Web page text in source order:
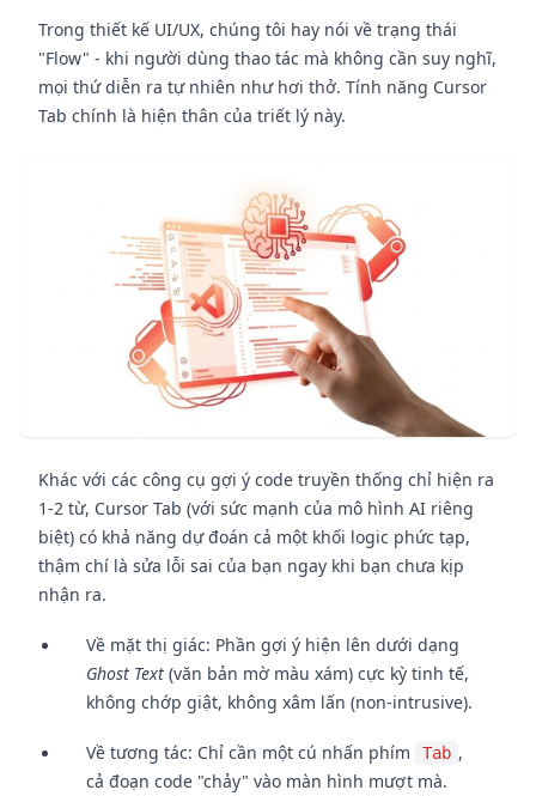
Trong thiết kế UI/UX, chúng tôi hay nói về trạng thái
"Flow" - khi người dùng thao tác mà không cần suy nghĩ,
mọi thứ diễn ra tự nhiên như hơi thở. Tính năng Cursor
Tab chính là hiện thân của triết lý này.
Khác với các công cụ gợi ý code truyền thống chỉ hiện ra
1-2 từ, Cursor Tab (với sức mạnh của mô hình AI riêng
biệt) có khả năng dự đoán cả một khối logic phức tạp,
thậm chí là sửa lỗi sai của bạn ngay khi bạn chưa kịp
nhận ra.
Về mặt thị giác: Phần gợi ý hiện lên dưới dạng
Ghost Text (văn bản mờ màu xám) cực kỳ tinh tế,
không chớp giật, không xâm lấn (non-intrusive).
Về tương tác: Chỉ cần một cú nhấn phím Tab ,
cả đoạn code "chảy" vào màn hình mượt mà.